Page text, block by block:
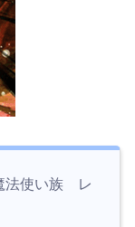
法使い族 レ